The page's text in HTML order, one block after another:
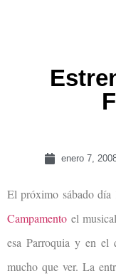
enero 7,
El próximo sábado día
Campamento el musical
esa Parroquia y en el
mucho que ver. La